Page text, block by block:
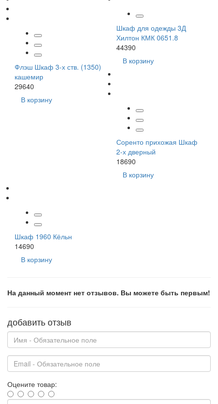
Флэш Шкаф 3-х ств. (1350)
кашемир
29640
В корзину
Шкаф для одежды 3Д
Хилтон КМК 0651.8
44390
В корзину
Соренто прихожая Шкаф
2-х дверный
18690
В корзину
Шкаф 1960 Кёльн
14690
В корзину
На данный момент нет отзывов. Вы можете быть первым!
добавить отзыв
Оцените товар: